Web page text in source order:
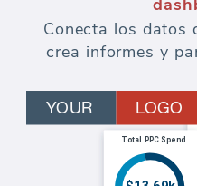
Conecta los datos
crea informes y